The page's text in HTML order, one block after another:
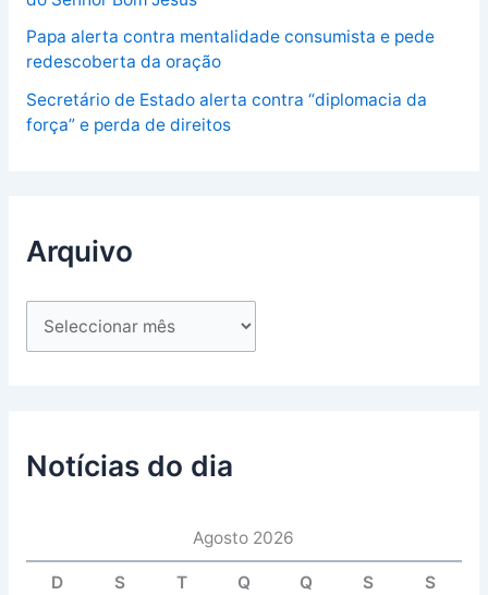
Papa alerta contra mentalidade consumista e pede
redescoberta da oração
Secretário de Estado alerta contra “diplomacia da
força” e perda de direitos
Arquivo
Notícias do dia
Agosto 2026
D S T Q Q S S